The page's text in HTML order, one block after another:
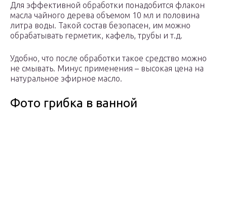
Для эффективной обработки понадобится флакон
масла чайного дерева объемом 10 мл и половина
литра воды. Такой состав безопасен, им можно
обрабатывать герметик, кафель, трубы и т.д.
Удобно, что после обработки такое средство можно
не смывать. Минус применения – высокая цена на
натуральное эфирное масло.
Фото грибка в ванной